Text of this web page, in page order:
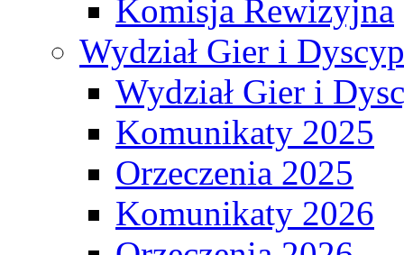
Komisja Rewizyjna
Wydział Gier i
Wydział Gier i
Komunikaty 2025
Orzeczenia 2025
Komunikaty 2026